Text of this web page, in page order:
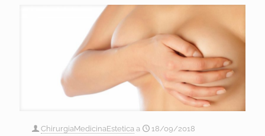
ChirurgiaMedicinaEstetica a 18/09/2018